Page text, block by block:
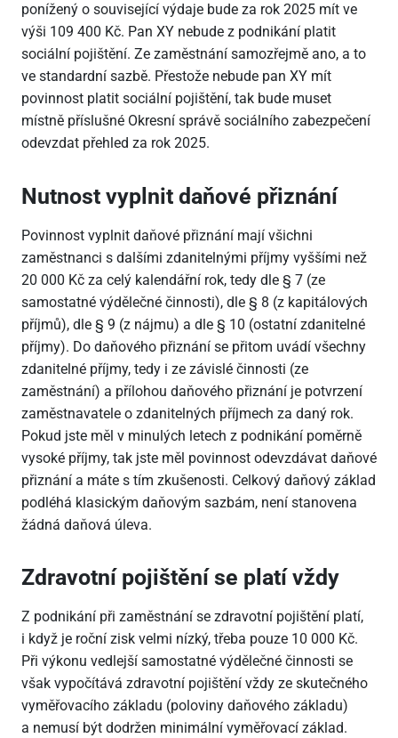
ponížený o související výdaje bude za rok 2025 mít ve
výši 109 400 Kč. Pan XY nebude z podnikání platit
sociální pojištění. Ze zaměstnání samozřejmě ano, a to
ve standardní sazbě. Přestože nebude pan XY mít
povinnost platit sociální pojištění, tak bude muset
místně příslušné Okresní správě sociálního zabezpečení
odevzdat přehled za rok 2025.
Nutnost vyplnit daňové přiznání
Povinnost vyplnit daňové přiznání mají všichni
zaměstnanci s dalšími zdanitelnými příjmy vyššími než
20 000 Kč za celý kalendářní rok, tedy dle § 7 (ze
samostatné výdělečné činnosti), dle § 8 (z kapitálových
příjmů), dle § 9 (z nájmu) a dle § 10 (ostatní zdanitelné
příjmy). Do daňového přiznání se přitom uvádí všechny
zdanitelné příjmy, tedy i ze závislé činnosti (ze
zaměstnání) a přílohou daňového přiznání je potvrzení
zaměstnavatele o zdanitelných příjmech za daný rok.
Pokud jste měl v minulých letech z podnikání poměrně
vysoké příjmy, tak jste měl povinnost odevzdávat daňové
přiznání a máte s tím zkušenosti. Celkový daňový základ
podléhá klasickým daňovým sazbám, není stanovena
žádná daňová úleva.
Zdravotní pojištění se platí vždy
Z podnikání při zaměstnání se zdravotní pojištění platí,
i když je roční zisk velmi nízký, třeba pouze 10 000 Kč.
Při výkonu vedlejší samostatné výdělečné činnosti se
však vypočítává zdravotní pojištění vždy ze skutečného
vyměřovacího základu (poloviny daňového základu)
a nemusí být dodržen minimální vyměřovací základ.